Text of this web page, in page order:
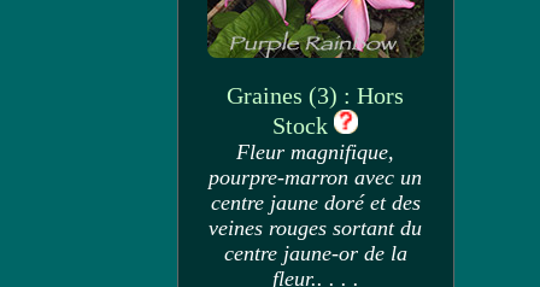
Graines (3) : Hors
Stock
Fleur magnifique,
pourpre-marron avec un
centre jaune doré et des
veines rouges sortant du
centre jaune-or de la
fleur.. . . .